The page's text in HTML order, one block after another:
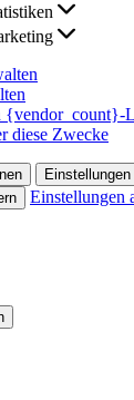
{vendor_count}-
diese Zwecke
Einstellungen